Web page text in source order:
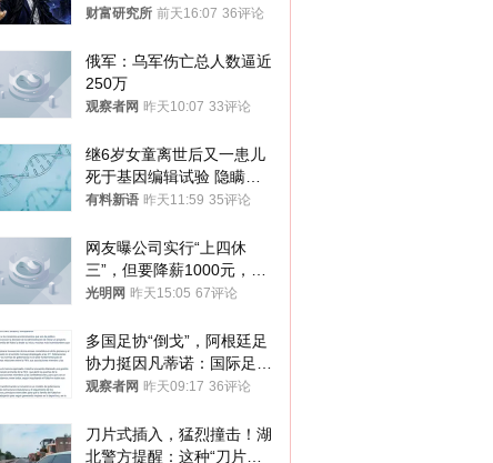
财富研究所 前天16:07 36评论
俄军：乌军伤亡总人数逼近
250万
观察者网 昨天10:07 33评论
继6岁女童离世后又一患儿
死于基因编辑试验 隐瞒一
年才对外披露
有料新语 昨天11:59 35评论
网友曝公司实行“上四休
三”，但要降薪1000元，不
接受只能辞职
光明网 昨天15:05 67评论
多国足协“倒戈”，阿根廷足
协力挺因凡蒂诺：国际足联
今后应继续在其领导下前行
观察者网 昨天09:17 36评论
刀片式插入，猛烈撞击！湖
北警方提醒：这种“刀片超